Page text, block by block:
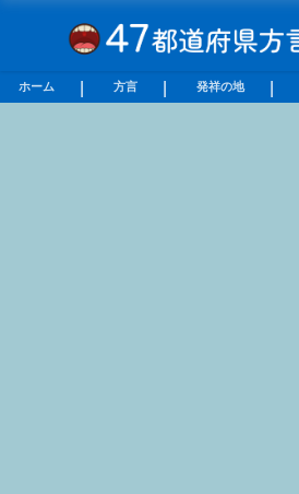
ホーム 方言 発祥の地